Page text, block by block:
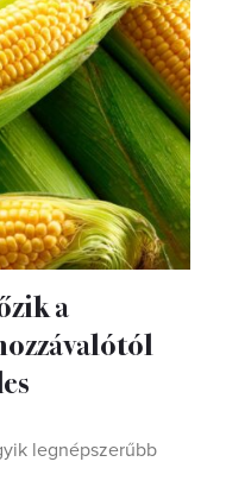
a
legnépszerűbb